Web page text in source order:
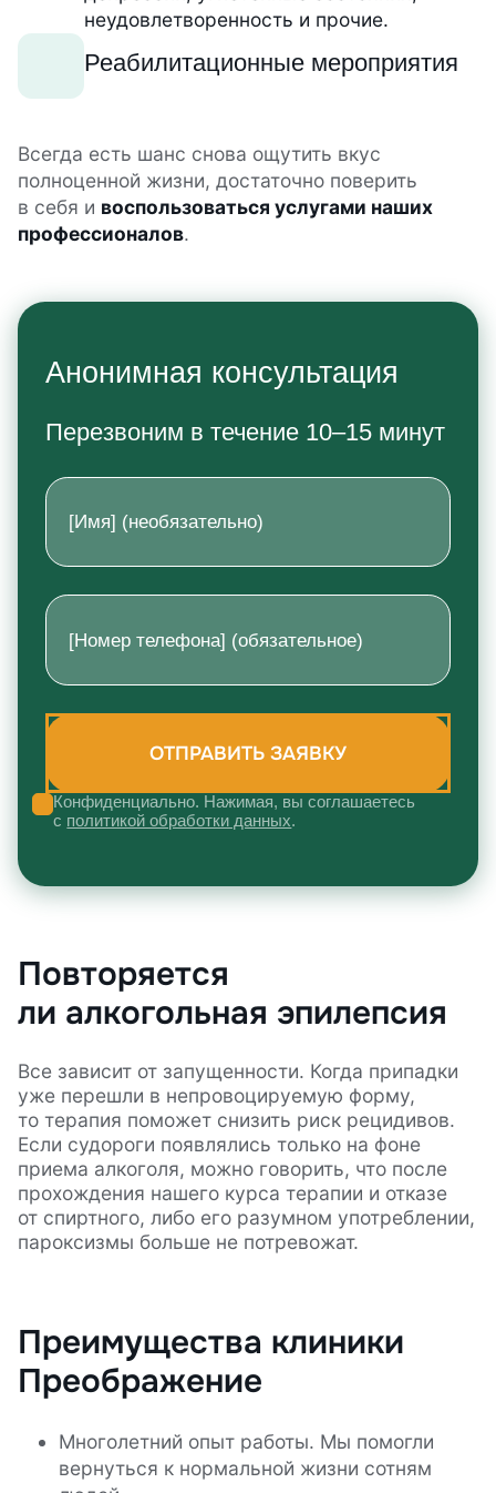
неудовлетворенность и прочие.
Реабилитационные мероприятия
Всегда есть шанс снова ощутить вкус
полноценной жизни, достаточно поверить
в себя и воспользоваться услугами наших
профессионалов.
Анонимная консультация
Перезвоним в течение 10–15 минут
Конфиденциально. Нажимая, вы соглашаетесь
с политикой обработки данных.
Повторяется
ли алкогольная эпилепсия
Все зависит от запущенности. Когда припадки
уже перешли в непровоцируемую форму,
то терапия поможет снизить риск рецидивов.
Если судороги появлялись только на фоне
приема алкоголя, можно говорить, что после
прохождения нашего курса терапии и отказе
от спиртного, либо его разумном употреблении,
пароксизмы больше не потревожат.
Преимущества клиники
Преображение
Многолетний опыт работы. Мы помогли
вернуться к нормальной жизни сотням